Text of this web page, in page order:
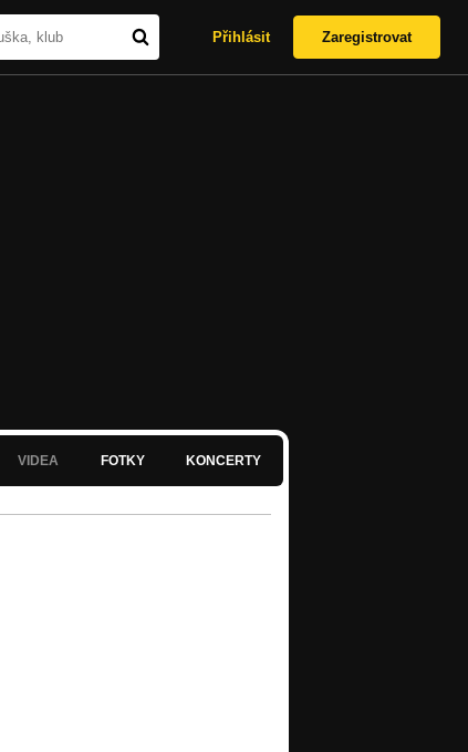
Přihlásit Zaregistrovat
VIDEA FOTKY KONCERTY